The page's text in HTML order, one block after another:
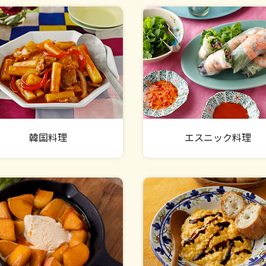
韓国料理 エスニック料理